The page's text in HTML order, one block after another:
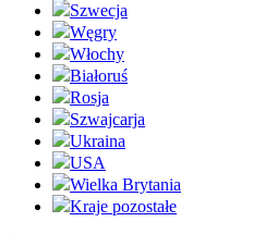
Szwecja
Węgry
Włochy
Białoruś
Rosja
Szwajcarja
Ukraina
USA
Wielka Brytania
Kraje pozostałe